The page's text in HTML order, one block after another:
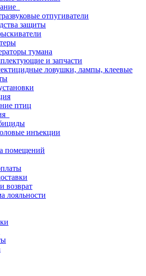
отпугиватели
защиты
тумана
и запчасти
ловушки, лампы, клеевые
птиц
инъекции
помещений
возврат
лояльности